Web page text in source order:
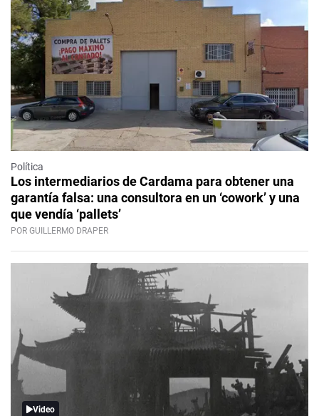
Política
Los intermediarios de Cardama para obtener una
garantía falsa: una consultora en un ‘cowork’ y una
que vendía ‘pallets’
POR GUILLERMO DRAPER
Video